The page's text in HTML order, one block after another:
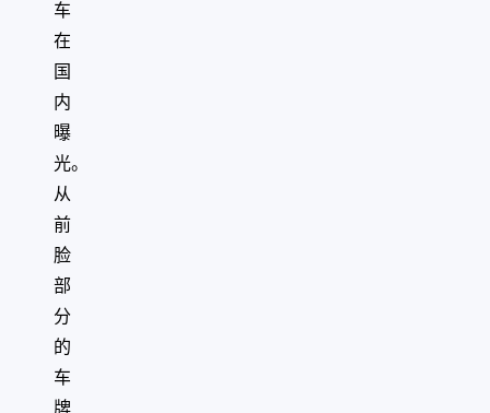
车
在
国
内
曝
光。
从
前
脸
部
分
的
车
牌